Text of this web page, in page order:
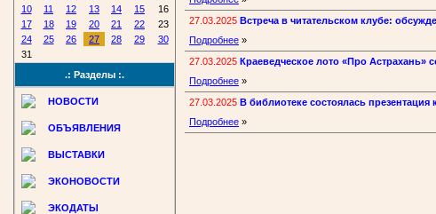
10
11 12 13 14 15
16
17
18 19 20 21 22
23
24
25 26 27 28 29
30
31
.: Разделы :.
НОВОСТИ
ОБЪЯВЛЕНИЯ
ВЫСТАВКИ
ЭКОНОВОСТИ
ЭКОДАТЫ
27.03.2025 Встреча в читательском клубе:
Подробнее »
27.03.2025 Краеведческое лото «Про Астрахань»
Подробнее »
27.03.2025 В библиотеке состоялась
Подробнее »